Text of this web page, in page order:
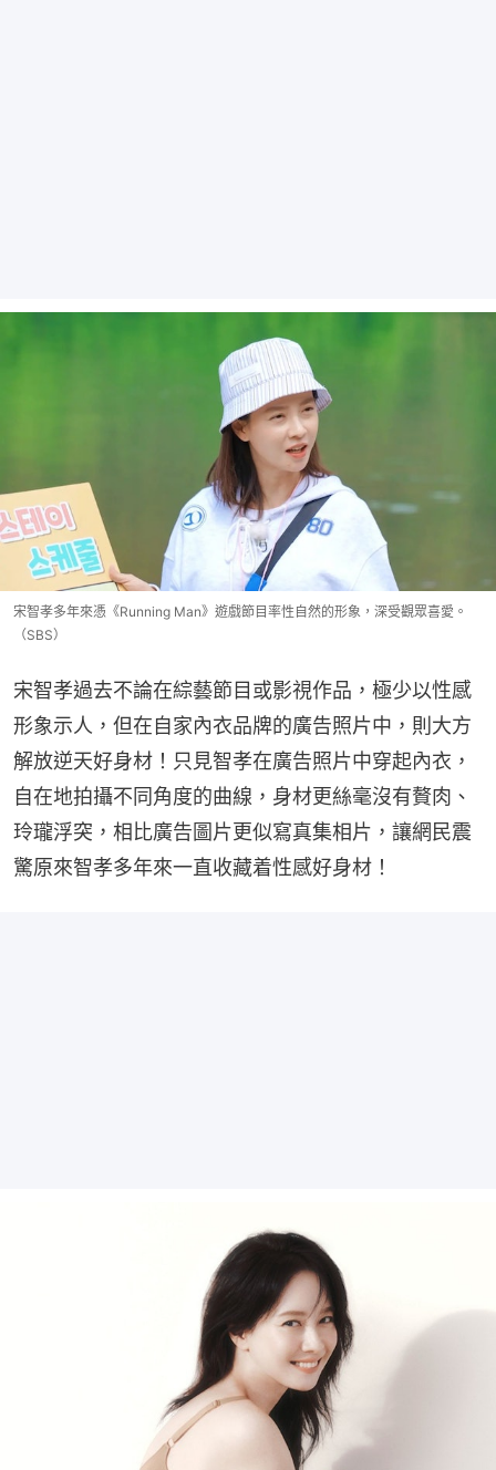
宋智孝多年來憑《Running Man》遊戲節目率性自然的形象，深受觀眾喜愛。
（SBS）
宋智孝過去不論在綜藝節目或影視作品，極少以性感
形象示人，但在自家內衣品牌的廣告照片中，則大方
解放逆天好身材！只見智孝在廣告照片中穿起內衣，
自在地拍攝不同角度的曲線，身材更絲毫沒有贅肉、
玲瓏浮突，相比廣告圖片更似寫真集相片，讓網民震
驚原來智孝多年來一直收藏着性感好身材！